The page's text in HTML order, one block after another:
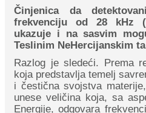
Činjenica da
frekvenciju od 28 kHz
ukazuje i na sasvim
Teslinim NeHercijanskim
Razlog je sledeći. Prema
koja predstavlja temelj
i čestična svojstva
unese veličina koja, sa
Energije, odgovara